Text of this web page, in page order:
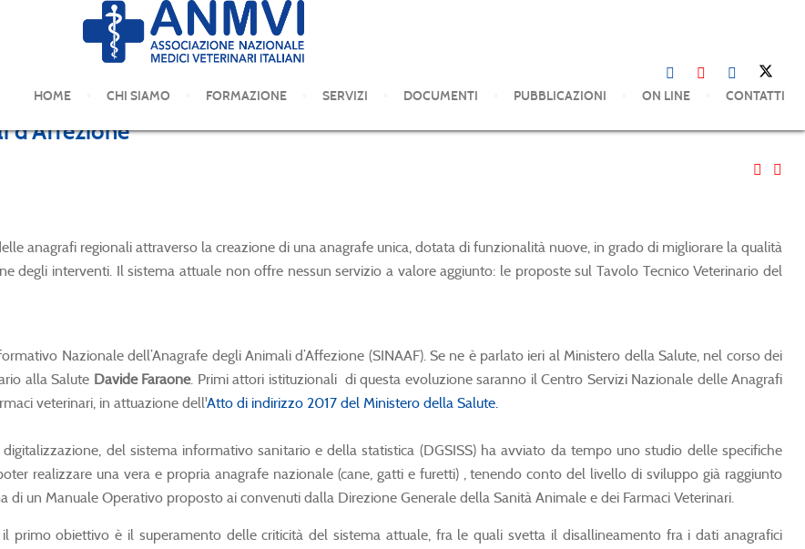
HOME CHI SIAMO FORMAZIONE SERVIZI DOCUMENTI PUBBLICAZIONI ON LINE CONTATTI
d'Affezione
anagrafi regionali attraverso la creazione di una anagrafe unica, dotata di funzionalità nuove, in grado di migliorare la qualità
degli interventi. Il sistema attuale non offre nessun servizio a valore aggiunto: le proposte sul Tavolo Tecnico Veterinario del
Nazionale dell’Anagrafe degli Animali d’Affezione (SINAAF). Se ne è parlato ieri al Ministero della Salute, nel corso dei
alla Salute Davide Faraone. Primi attori istituzionali di questa evoluzione saranno il Centro Servizi Nazionale delle Anagrafi
veterinari, in attuazione dell'Atto di indirizzo 2017 del Ministero della Salute.
del sistema informativo sanitario e della statistica (DGSISS) ha avviato da tempo uno studio delle specifiche
realizzare una vera e propria anagrafe nazionale (cane, gatti e furetti) , tenendo conto del livello di sviluppo già raggiunto
un Manuale Operativo proposto ai convenuti dalla Direzione Generale della Sanità Animale e dei Farmaci Veterinari.
primo obiettivo è il superamento delle criticità del sistema attuale, fra le quali svetta il disallineamento fra i dati anagrafici